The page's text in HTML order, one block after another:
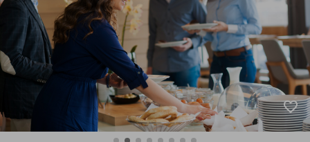
10+ miljoen leden
favorite_border